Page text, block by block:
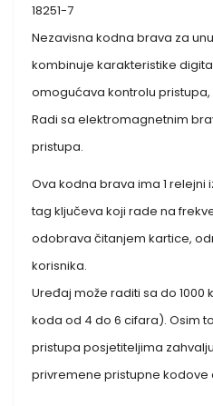
18251-7
Nezavisna kodna brava za
kombinuje karakteristike
omogućava kontrolu
Radi sa elektromagnetnim
pristupa.
Ova kodna brava ima 1 relejni
tag ključeva koji rade na
odobrava čitanjem kartice,
korisnika.
Uređaj može raditi sa do 1000
koda od 4 do 6 cifara). Osim
pristupa posjetiteljima
privremene pristupne kodove